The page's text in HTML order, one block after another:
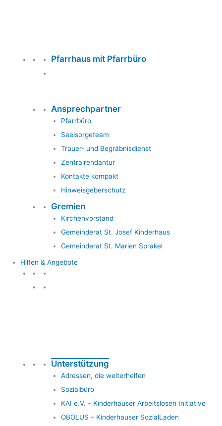
Pfarrhaus mit Pfarrbüro
Ansprechpartner
Pfarrbüro
Seelsorgeteam
Trauer- und Begräbnisdienst
Zentralrendantur
Kontakte kompakt
Hinweisgeberschutz
Gremien
Kirchenvorstand
Gemeinderat St. Josef Kinderhaus
Gemeinderat St. Marien Sprakel
Hilfen & Angebote
Unterstützung
Adressen, die weiterhelfen
Sozialbüro
KAI e.V. – Kinderhauser Arbeitslosen Initiative
OBOLUS – Kinderhauser SozialLaden